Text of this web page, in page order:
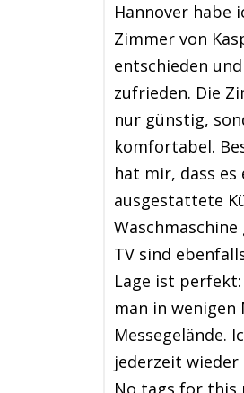
Hannover habe
Zimmer von
entschieden
zufrieden. Die
nur günstig,
komfortabel.
hat mir, dass es
ausgestattete
TV sind
Lage ist
man in wenigen
Messegelände.
jederzeit wieder
No tags for this